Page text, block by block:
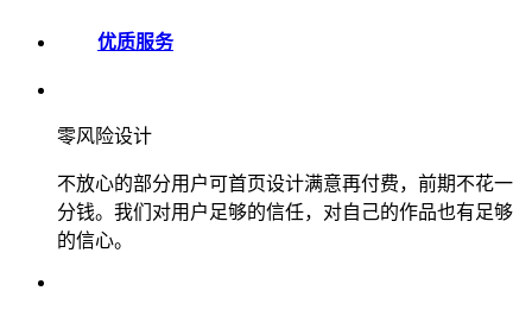
优质服务
零风险设计
不放心的部分用户可首页设计满意再付费，前期不花一
分钱。我们对用户足够的信任，对自己的作品也有足够
的信心。